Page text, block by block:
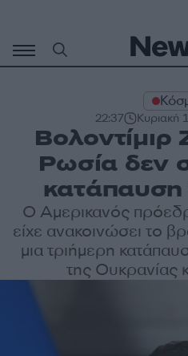
περιεχόμενο
22:37 Κυριακή
Βολοντίμιρ
Ρωσία δεν
Ο Αμερικανός
είχε ανακοινώσει το
μια τριήμερη
της Ουκρανίας